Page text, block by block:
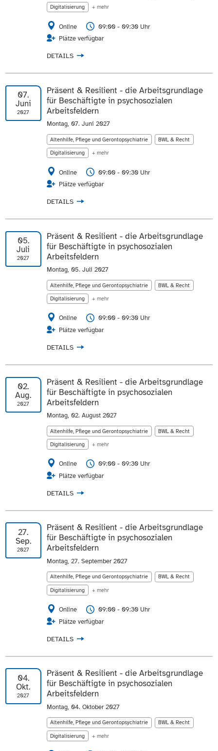
Digitalisierung
+ mehr
Online
09:00 - 09:30 Uhr
Plätze verfügbar
DETAILS
07.
Juni
2027
Präsent & Resilient - die Arbeitsgrundlage
für Beschäftigte in psychosozialen
Arbeitsfeldern
Montag, 07. Juni 2027
Altenhilfe, Pflege und Gerontopsychiatrie
BWL & Recht
Digitalisierung
+ mehr
Online
09:00 - 09:30 Uhr
Plätze verfügbar
DETAILS
05.
Juli
2027
Präsent & Resilient - die Arbeitsgrundlage
für Beschäftigte in psychosozialen
Arbeitsfeldern
Montag, 05. Juli 2027
Altenhilfe, Pflege und Gerontopsychiatrie
BWL & Recht
Digitalisierung
+ mehr
Online
09:00 - 09:30 Uhr
Plätze verfügbar
DETAILS
02.
Aug.
2027
Präsent & Resilient - die Arbeitsgrundlage
für Beschäftigte in psychosozialen
Arbeitsfeldern
Montag, 02. August 2027
Altenhilfe, Pflege und Gerontopsychiatrie
BWL & Recht
Digitalisierung
+ mehr
Online
09:00 - 09:30 Uhr
Plätze verfügbar
DETAILS
27.
Sep.
2027
Präsent & Resilient - die Arbeitsgrundlage
für Beschäftigte in psychosozialen
Arbeitsfeldern
Montag, 27. September 2027
Altenhilfe, Pflege und Gerontopsychiatrie
BWL & Recht
Digitalisierung
+ mehr
Online
09:00 - 09:30 Uhr
Plätze verfügbar
DETAILS
04.
Okt.
2027
Präsent & Resilient - die Arbeitsgrundlage
für Beschäftigte in psychosozialen
Arbeitsfeldern
Montag, 04. Oktober 2027
Altenhilfe, Pflege und Gerontopsychiatrie
BWL & Recht
Digitalisierung
+ mehr